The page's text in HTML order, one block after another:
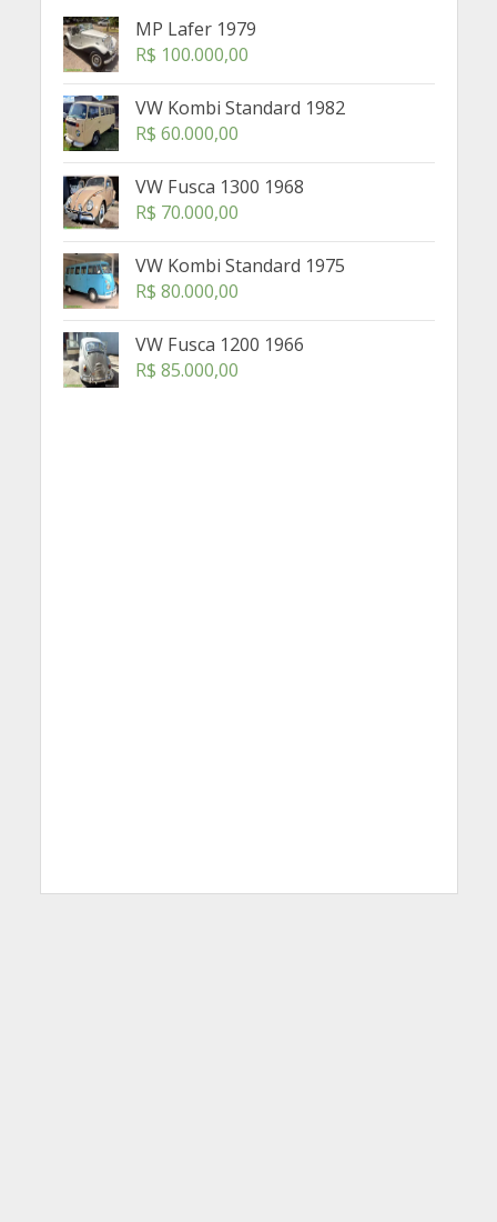
MP Lafer 1979
R$ 100.000,00
VW Kombi Standard 1982
R$ 60.000,00
VW Fusca 1300 1968
R$ 70.000,00
VW Kombi Standard 1975
R$ 80.000,00
VW Fusca 1200 1966
R$ 85.000,00